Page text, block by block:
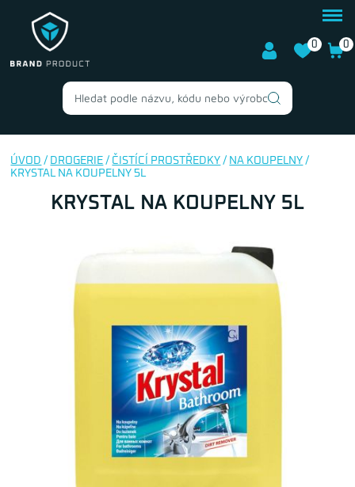
0 0
ÚVOD / DROGERIE / ČISTÍCÍ PROSTŘEDKY / NA KOUPELNY /
KRYSTAL NA KOUPELNY 5L
KRYSTAL NA KOUPELNY 5L